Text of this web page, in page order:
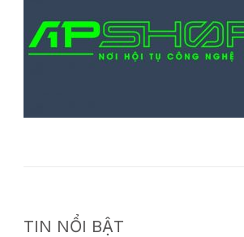
TIN NỔI BẬT